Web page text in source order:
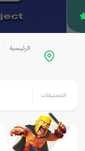
الرئيسية
التصنيفات